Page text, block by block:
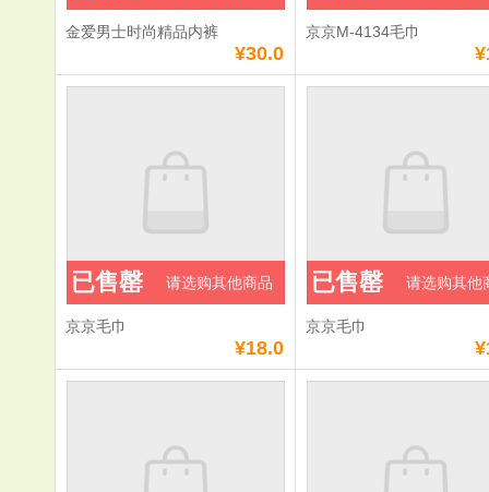
金爱男士时尚精品内裤
¥30.0
京京M-4134毛巾
京京毛巾
¥18.0
已售罄 请选购其他商品
京京毛巾
已售罄 请选购其他